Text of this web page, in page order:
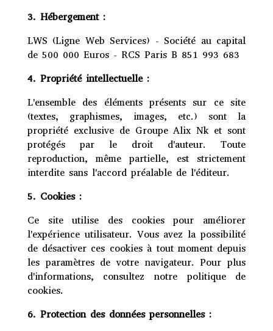
3. Hébergement :
LWS (Ligne Web Services) - Société au capital
de 500 000 Euros - RCS Paris B 851 993 683
4. Propriété intellectuelle :
L'ensemble des éléments présents sur ce site
(textes, graphismes, images, etc.) sont la
propriété exclusive de Groupe Alix Nk et sont
protégés par le droit d'auteur. Toute
reproduction, même partielle, est strictement
interdite sans l'accord préalable de l'éditeur.
5. Cookies :
Ce site utilise des cookies pour améliorer
l'expérience utilisateur. Vous avez la possibilité
de désactiver ces cookies à tout moment depuis
les paramètres de votre navigateur. Pour plus
d'informations, consultez notre politique de
cookies.
6. Protection des données personnelles :